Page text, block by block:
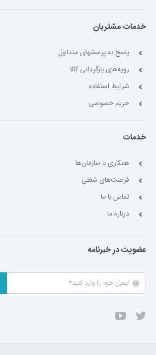
خدمات مشتریان
پاسخ به پرسشهای متداول
رویه‌های بازگردانی کالا
شرایط استفاده
حریم خصوصی
خدمات
همکاری با سازمان‌ها
فرصت‌های شغلی
تماس با ما
درباره ما
عضویت در خبرنامه